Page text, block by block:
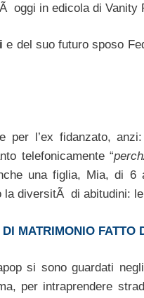
oggi in edicola di Vanity
e del suo futuro sposo
per l’ex fidanzato,
telefonicamente “
una figlia, Mia, di 6
la diversitÃ di abitudini:
MATRIMONIO FATTO
si sono guardati
per intraprendere